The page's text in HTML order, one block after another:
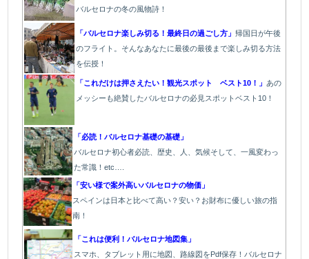
バルセロナの冬の風物詩！
「バルセロナ楽しみ切る！最終日の過ごし方」帰国日が午後
のフライト。そんなあなたに最後の最後まで楽しみ切る方法
を伝授！
「これだけは押さえたい！観光スポット ベスト10！」 あの
メッシーも絶賛したバルセロナの必見スポットベスト10！
「必読！バルセロナ基礎の基礎」
バルセロナ初心者必読、歴史、人、気候そして、一風変わっ
た常識！etc….
「安い様で案外高いバルセロナの物価」
スペインは日本と比べて高い？安い？お財布に優しい旅の指
南！
「これは便利！バルセロナ地図集」
スマホ、タブレット用に地図、路線図をPdf保存！バルセロナ